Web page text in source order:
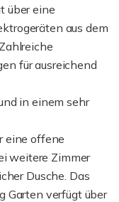
über eine
aus dem
für ausreichend
in einem sehr
eine offene
weitere Zimmer
Dusche. Das
Garten verfügt über